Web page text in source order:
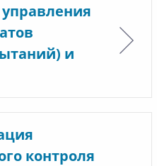
и
контроля